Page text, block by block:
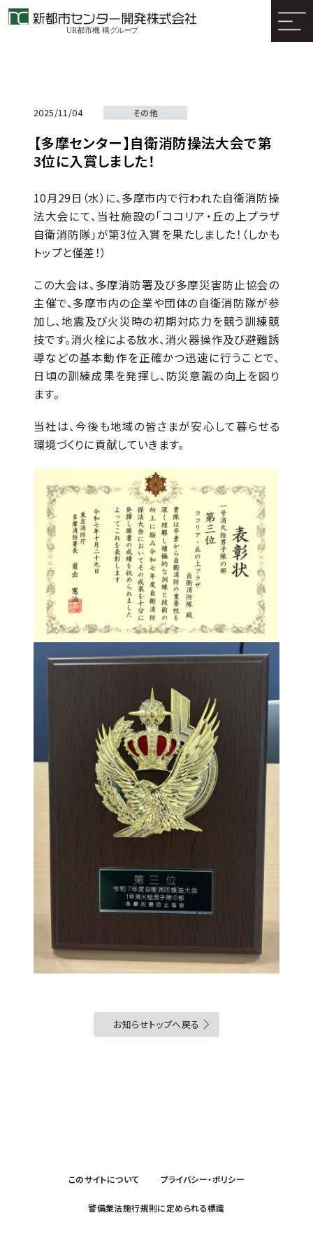
2025/11/04 その他
【多摩センター】自衛消防操法大会で第
3位に入賞しました！
10月29日（水）に、多摩市内で行われた自衛消防操
法大会にて、当社施設の「ココリア・丘の上プラザ
自衛消防隊」が第3位入賞を果たしました！（しかも
トップと僅差！）
この大会は、多摩消防署及び多摩災害防止協会の
主催で、多摩市内の企業や団体の自衛消防隊が参
加し、地震及び火災時の初期対応力を競う訓練競
技です。消火栓による放水、消火器操作及び避難誘
導などの基本動作を正確かつ迅速に行うことで、
日頃の訓練成果を発揮し、防災意識の向上を図り
ます。
当社は、今後も地域の皆さまが安心して暮らせる
環境づくりに貢献していきます。
お知らせトップへ戻る
このサイトについて プライバシー・ポリシー
警備業法施行規則に定められる標識